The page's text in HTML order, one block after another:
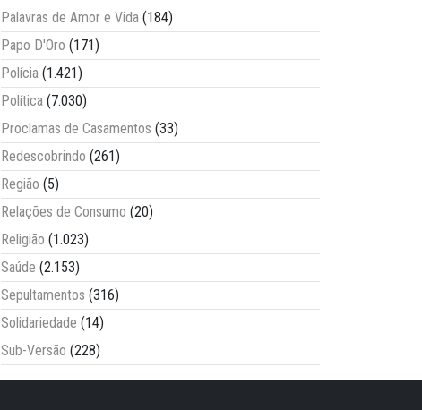
Palavras de Amor e Vida (184)
Papo D'Oro (171)
Polícia (1.421)
Política (7.030)
Proclamas de Casamentos (33)
Redescobrindo (261)
Região (5)
Relações de Consumo (20)
Religião (1.023)
Saúde (2.153)
Sepultamentos (316)
Solidariedade (14)
Sub-Versão (228)